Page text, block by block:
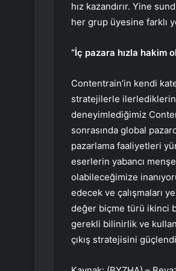
hız kazandırır. Yine
her grup üyesine farklı
“İç pazara hızla hakim
Contentrain’in kendi
stratejilerle ilerlediklerini
deneyimlediğimiz
sonrasında global
pazarlama faaliyetleri
eserlerin yabancı
olabileceğimize
edecek ve çalışmaları
değer biçme türü ikinci
gerekli bilinirlik ve
çıkış stratejisini